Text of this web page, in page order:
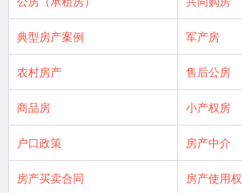
典型房产案例 军产房
农村房产 售后公房
商品房 小产权房
户口政策 房产中介
房产买卖合同 房产使用权